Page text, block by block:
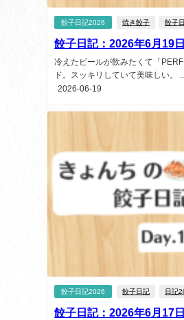
餃子日記2026 焼き餃子 餃子
餃子日記：2026年6月19日
冷えたビールが飲みたくて「
ド。スッキリしていて美味しい。 ...
2026-06-19
餃子日記2026 餃子日記 日記
餃子日記：2026年6月17日